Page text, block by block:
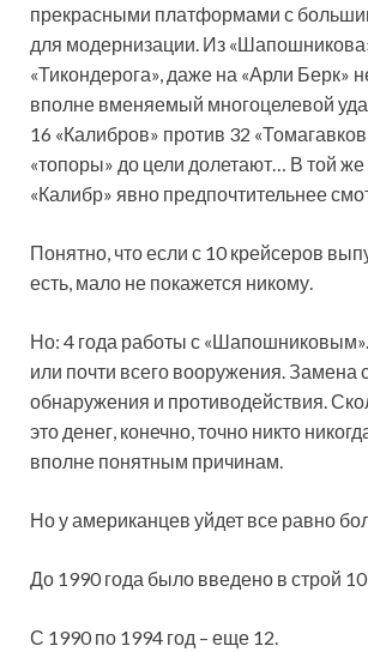
прекрасными платформами с
для модернизации. Из
«Тикондерога», даже на «Арли Берк»
вполне вменяемый многоцелевой
16 «Калибров» против 32
«топоры» до цели долетают… В той
«Калибр» явно предпочтительнее
Понятно, что если с 10 крейсеров
есть, мало не покажется никому.
Но: 4 года работы с
или почти всего вооружения. Замена
обнаружения и противодействия.
это денег, конечно, точно никто
вполне понятным причинам.
Но у американцев уйдет все равно
До 1990 года было введено в строй
С 1990 по 1994 год – еще 12.